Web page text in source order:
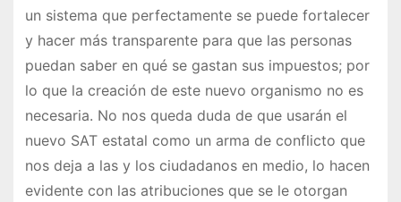
un sistema que perfectamente se puede fortalecer
y hacer más transparente para que las personas
puedan saber en qué se gastan sus impuestos; por
lo que la creación de este nuevo organismo no es
necesaria. No nos queda duda de que usarán el
nuevo SAT estatal como un arma de conflicto que
nos deja a las y los ciudadanos en medio, lo hacen
evidente con las atribuciones que se le otorgan